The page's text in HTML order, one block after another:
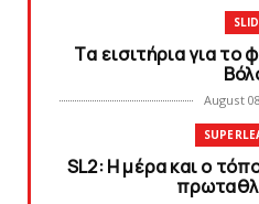
Tα εισιτήρια για το
August
SL2: Η μέρα και ο